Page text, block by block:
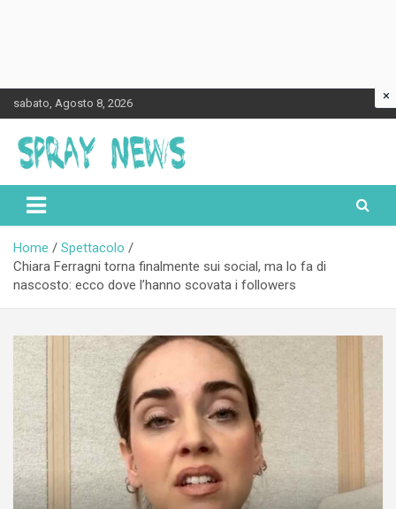
to
content
sabato, Agosto 8, 2026
Spraynews.it
Home
Spettacolo
Chiara Ferragni torna finalmente sui social, ma lo fa di
nascosto: ecco dove l’hanno scovata i followers
×